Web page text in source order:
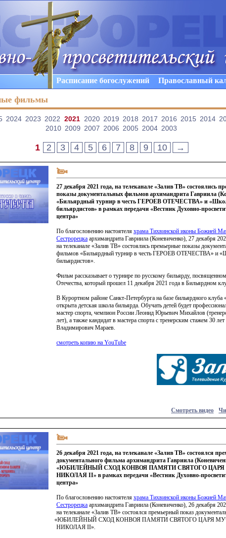
Расписание богослужений Православный
фильмы
2024 2023 2022 2021 2020 2019 2018 2017 2016 2015 2014
2010 2009 2007 2006 2005 2004 2003
1 2 3 4 5 6 7 8 9 10 →
27 декабря 2021 года, на телеканале «Залив ТВ» состоялись
показы документальных фильмов архимандрита Гавриила
«Бильярдный турнир в честь ГЕРОЕВ ОТЕЧЕСТВА» и
бильярдистов» в рамках передачи «Вестник Духовно-
центра»
По благословению настоятеля храма Тихвинской иконы Божией
Сестрорецка архимандрита Гавриила (Коневиченко), 27 декабря
на телеканале «Залив ТВ» состоялись премьерные показы
фильмов «Бильярдный турнир в честь ГЕРОЕВ ОТЕЧЕСТВА» и
бильярдистов».
Фильм рассказывает о турнире по русскому бильярду,
Отечества, который прошел 11 декабря 2021 года в Бильярдном
В Курортном районе Санкт-Петербурга на базе бильярдного клуба
открыта детская школа бильярда. Обучать детей будет
мастер спорта, чемпион России Леонид Юрьевич Михайлов
лет), а также кандидат в мастера спорта с тренерским стажем 30
Владимирович Мараев.
смотреть копию на YouTube
Смотреть видео
26 декабря 2021 года, на телеканале «Залив ТВ» состоялся
документального фильма архимандрита Гавриила
«ЮБИЛЕЙНЫЙ СХОД КОНВОЯ ПАМЯТИ СВЯТОГО
НИКОЛАЯ II» в рамках передачи «Вестник Духовно-
центра»
По благословению настоятеля храма Тихвинской иконы Божией
Сестрорецка архимандрита Гавриила (Коневиченко), 26 декабря
на телеканале «Залив ТВ» состоялся премьерный показ
«ЮБИЛЕЙНЫЙ СХОД КОНВОЯ ПАМЯТИ СВЯТОГО ЦАРЯ
НИКОЛАЯ II».